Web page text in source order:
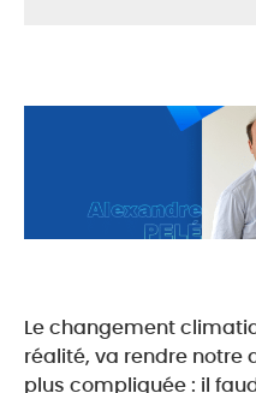
Le changement
réalité, va rendre notre
plus compliquée : il